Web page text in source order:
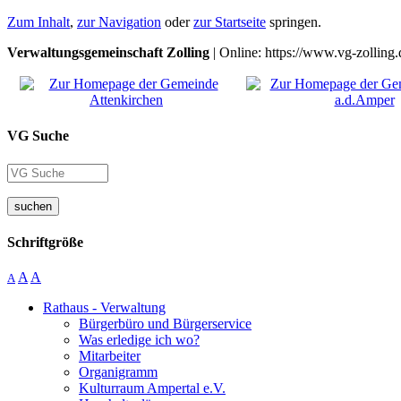
Zum Inhalt, zur Navigation oderzur Startseite springen.
Verwaltungsgemeinschaft Zolling | Online: https://www.vg-
VG Suche
suchen
Schriftgröße
A A A
Rathaus - Verwaltung
Bürgerbüro und Bürgerservice
Was erledige ich wo?
Mitarbeiter
Organigramm
Kulturraum Ampertal e.V.